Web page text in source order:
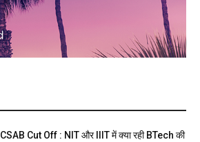
CSAB Cut Off : NIT और IIIT में क्या रही BTech की